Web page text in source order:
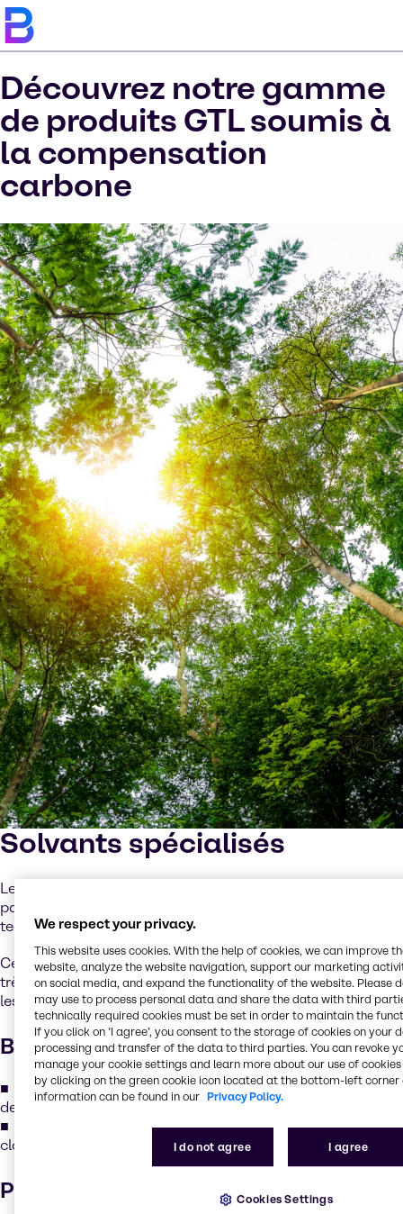
Découvrez notre gamme
de produits GTL soumis à
la compensation
carbone
Solvants spécialisés
Les fluides et solvants GTL de Shell sont des matériaux
paraffiniques de haute pureté, préparés à l’aide d’une
technologie « Gas-to-Liquid » novatrice.
Ce processus crée des produits uniques avec un niveau
très faible de ramification moléculaire, ce qui améliore
les performances dans plusieurs domaines clés :
Biodégradabilité facilitée
La structure à faible ramification permet aux produits
de se dégrader plus facilement dans la nature.
Cela signifie que les produits répondent aux critères de
classification de biodégradabilité facilitée.
Pureté élevée
We respect your privacy.
This website uses cookies. With the help of cookies, we can improve
website, analyze the website navigation, support our marketing
on social media, and expand the functionality of the website. Please
may use to process personal data and share the data with third
technically required cookies must be set in order to maintain the
If you click on ’I agree’, you consent to the storage of cookies on your
processing and transfer of the data to third parties. You can revoke
manage your cookie settings and learn more about our use of cookies
by clicking on the green cookie icon located at the bottom-left corner
information can be found in our Privacy Policy.
I do not agree I agree
Cookies Settings